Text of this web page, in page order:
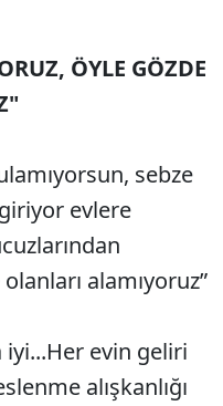
ÖYLE GÖZDE
sebze
evlere
alamıyoruz”
iyi...Her evin geliri
alışkanlığı